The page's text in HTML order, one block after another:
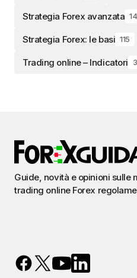
Strategia Forex avanzata
Strategia Forex: le basi 115
Trading online – Indicatori
Guide, novità e opinioni sulle
trading online Forex